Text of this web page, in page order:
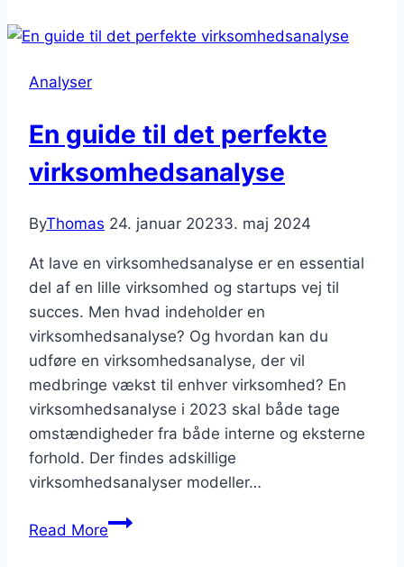
Analyser
En guide til det perfekte
virksomhedsanalyse
ByThomas 24. januar 20233. maj 2024
At lave en virksomhedsanalyse er en essential
del af en lille virksomhed og startups vej til
succes. Men hvad indeholder en
virksomhedsanalyse? Og hvordan kan du
udføre en virksomhedsanalyse, der vil
medbringe vækst til enhver virksomhed? En
virksomhedsanalyse i 2023 skal både tage
omstændigheder fra både interne og eksterne
forhold. Der findes adskillige
virksomhedsanalyser modeller…
Read MoreEn